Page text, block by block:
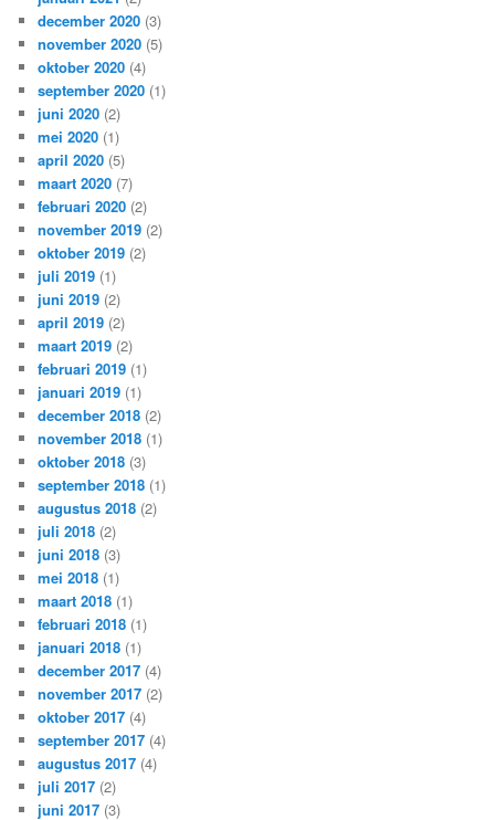
december 2020 (3)
november 2020 (5)
oktober 2020 (4)
september 2020 (1)
juni 2020 (2)
mei 2020 (1)
april 2020 (5)
maart 2020 (7)
februari 2020 (2)
november 2019 (2)
oktober 2019 (2)
juli 2019 (1)
juni 2019 (2)
april 2019 (2)
maart 2019 (2)
februari 2019 (1)
januari 2019 (1)
december 2018 (2)
november 2018 (1)
oktober 2018 (3)
september 2018 (1)
augustus 2018 (2)
juli 2018 (2)
juni 2018 (3)
mei 2018 (1)
maart 2018 (1)
februari 2018 (1)
januari 2018 (1)
december 2017 (4)
november 2017 (2)
oktober 2017 (4)
september 2017 (4)
augustus 2017 (4)
juli 2017 (2)
juni 2017 (3)